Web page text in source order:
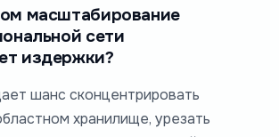
масштабирование
сети
издержки?
шанс сконцентрировать
хранилище, урезать